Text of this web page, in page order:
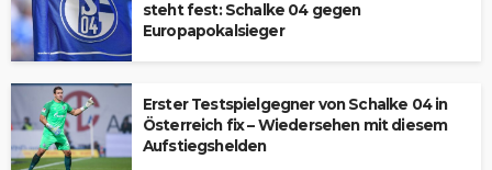
steht fest: Schalke 04 gegen
Europapokalsieger
Erster Testspielgegner von Schalke 04 in
Österreich fix – Wiedersehen mit diesem
Aufstiegshelden